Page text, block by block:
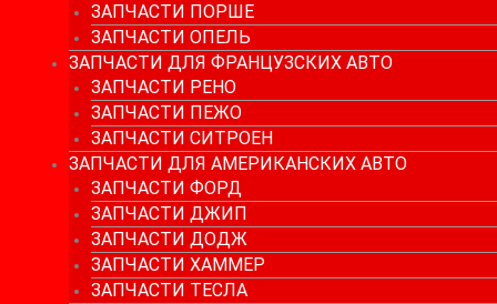
ЗАПЧАСТИ ПОРШЕ
ЗАПЧАСТИ ОПЕЛЬ
ЗАПЧАСТИ ДЛЯ ФРАНЦУЗСКИХ АВТО
ЗАПЧАСТИ РЕНО
ЗАПЧАСТИ ПЕЖО
ЗАПЧАСТИ СИТРОЕН
ЗАПЧАСТИ ДЛЯ АМЕРИКАНСКИХ АВТО
ЗАПЧАСТИ ФОРД
ЗАПЧАСТИ ДЖИП
ЗАПЧАСТИ ДОДЖ
ЗАПЧАСТИ ХАММЕР
ЗАПЧАСТИ ТЕСЛА